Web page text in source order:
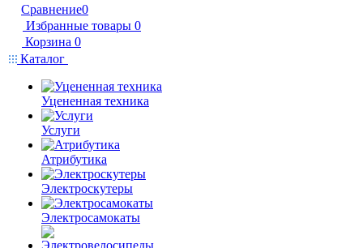
Сравнение0
Избранные товары 0
Корзина 0
Каталог
Уцененная техника
Услуги
Атрибутика
Электроскутеры
Электросамокаты